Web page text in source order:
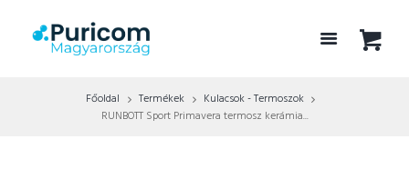
Főoldal Termékek
Kulacsok - Termoszok
RUNBOTT Sport Primavera termosz kerámia...